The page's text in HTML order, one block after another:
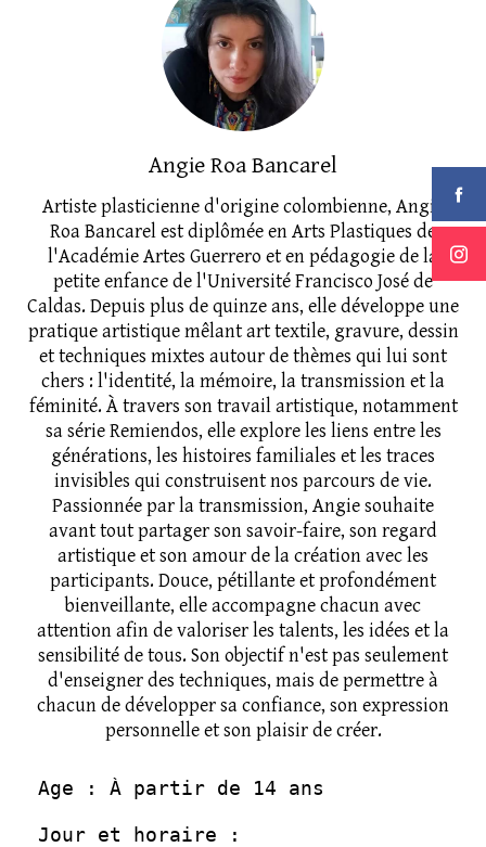
Angie Roa Bancarel
Artiste plasticienne d'origine colombienne, Angie
Roa Bancarel est diplômée en Arts Plastiques de
l'Académie Artes Guerrero et en pédagogie de la
petite enfance de l'Université Francisco José de
Caldas. Depuis plus de quinze ans, elle développe une
pratique artistique mêlant art textile, gravure, dessin
et techniques mixtes autour de thèmes qui lui sont
chers : l'identité, la mémoire, la transmission et la
féminité. À travers son travail artistique, notamment
sa série Remiendos, elle explore les liens entre les
générations, les histoires familiales et les traces
invisibles qui construisent nos parcours de vie.
Passionnée par la transmission, Angie souhaite
avant tout partager son savoir-faire, son regard
artistique et son amour de la création avec les
participants. Douce, pétillante et profondément
bienveillante, elle accompagne chacun avec
attention afin de valoriser les talents, les idées et la
sensibilité de tous. Son objectif n'est pas seulement
d'enseigner des techniques, mais de permettre à
chacun de développer sa confiance, son expression
personnelle et son plaisir de créer.
Age : À partir de 14 ans
Jour et horaire :